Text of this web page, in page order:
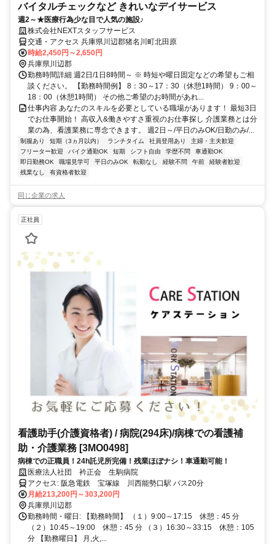
バイタルチェックなど きれいなデイサービス
週2～★医療行為少な目で人気の施設♪
株式会社NEXTスタッフサービス
交通・アクセス 兵庫県川辺郡猪名川町北田原
時給2,450円～2,650円
兵庫県川辺郡
勤務時間詳細 週2日/1日8時間～ ※ 時短や曜日固定などの希望もご相
談ください。 【勤務時間例】 8：30～17：30（休憩1時間） 9：00～
18：00（休憩1時間） その他ご希望のお時間があれ...
仕事内容 あなたのスキルを必要としている職場があります！ 最短3日
でお仕事開始！ 高収入&働きやすさ重視のお仕事探し 介護業務とは分
業の為、看護業務に専念できます。 週2日～/平日のみOK/日勤のみ/...
制服あり 短期（3ヵ月以内） ランチタイム 社員登用あり
主婦・主夫歓迎
フリーター歓迎
バイク通勤OK 短期 シフト自由 学歴不問
車通勤OK
即日勤務OK
職場見学可 平日のみOK 転勤なし 経験不問 午前
経験者歓迎
残業なし
有資格者歓迎
同じ企業の求人
正社員
看護助手(介護資格者) / 病院(294床)/病棟での看護補
助・介護業務 [3MO0498]
病棟での正職員！24h託児所完備！残業ほぼナシ！車通勤可能！
医療法人社団 衿正会 生駒病院
アクセス: 阪急電鉄 宝塚線 川西能勢口駅 バス20分
月給213,200円～303,200円
兵庫県川辺郡
勤務時間・曜日: 【勤務時間】 （１）9:00～17:15 休憩：45 分
（２）10:45～19:00 休憩：45 分 （３）16:30～33:15 休憩：105
分 【勤務曜日】 月,火,...